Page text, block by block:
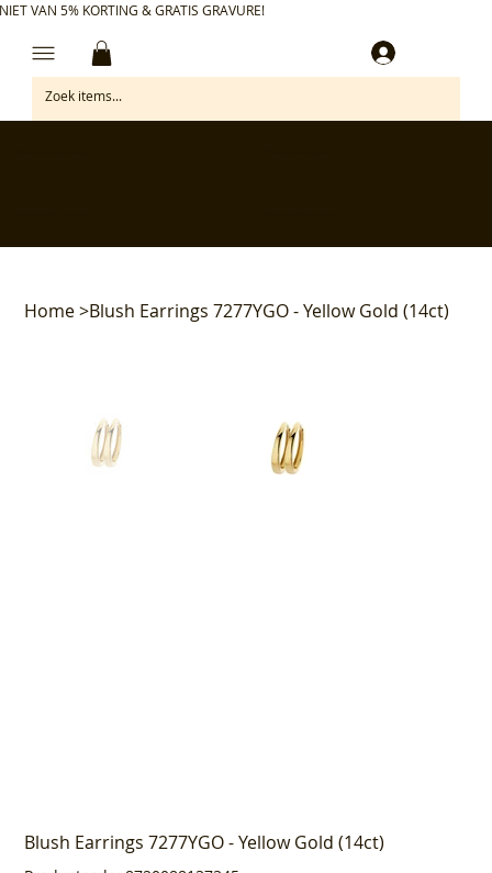
VAN 5% KORTING & GRATIS GRAVURE!
Home>Blush Earrings 7277YGO - Yellow Gold (14ct)
Blush Earrings 7277YGO - Yellow Gold (14ct)
Productcode